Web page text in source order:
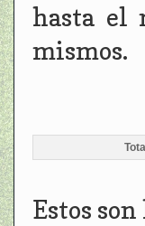
hasta el
mismos.
Estos